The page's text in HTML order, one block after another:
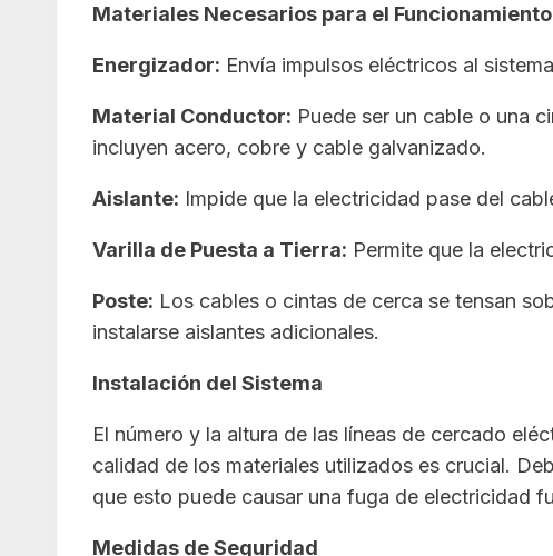
Materiales Necesarios para el
Energizador: Envía impulsos eléctricos al
Material Conductor: Puede ser un cable o una
incluyen acero, cobre y cable galvanizado.
Aislante: Impide que la electricidad pase del
Varilla de Puesta a Tierra: Permite que la
Poste: Los cables o cintas de cerca se tensan
instalarse aislantes adicionales.
Instalación del Sistema
El número y la altura de las líneas de cercado
calidad de los materiales utilizados es crucial.
que esto puede causar una fuga de electricidad
Medidas de Seguridad